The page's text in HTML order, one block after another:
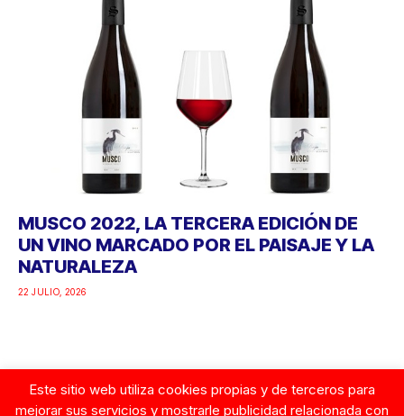
MUSCO 2022, LA TERCERA EDICIÓN DE
UN VINO MARCADO POR EL PAISAJE Y LA
NATURALEZA
22 JULIO, 2026
Google
Este sitio web utiliza cookies propias y de terceros para
mejorar sus servicios y mostrarle publicidad relacionada con